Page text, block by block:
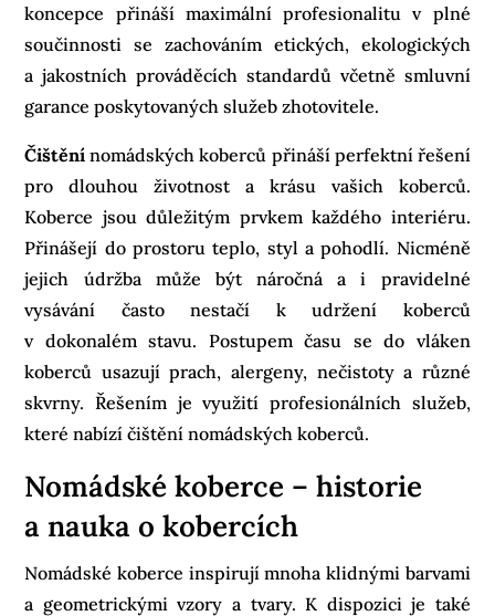
koncepce přináší maximální profesionalitu v plné
součinnosti se zachováním etických, ekologických
a jakostních prováděcích standardů včetně smluvní
garance poskytovaných služeb zhotovitele.
Čištěnínomádských koberců přináší perfektní řešení
pro dlouhou životnost a krásu vašich koberců.
Koberce jsou důležitým prvkem každého interiéru.
Přinášejí do prostoru teplo, styl a pohodlí. Nicméně
jejich údržba může být náročná a i pravidelné
vysávání často nestačí k udržení koberců
v dokonalém stavu. Postupem času se do vláken
koberců usazují prach, alergeny, nečistoty a různé
skvrny. Řešením je využití profesionálních služeb,
které nabízí čištění nomádských koberců.
Nomádské koberce – historie
a nauka o kobercích
Nomádské koberce inspirují mnoha klidnými barvami
a geometrickými vzory a tvary. K dispozici je také